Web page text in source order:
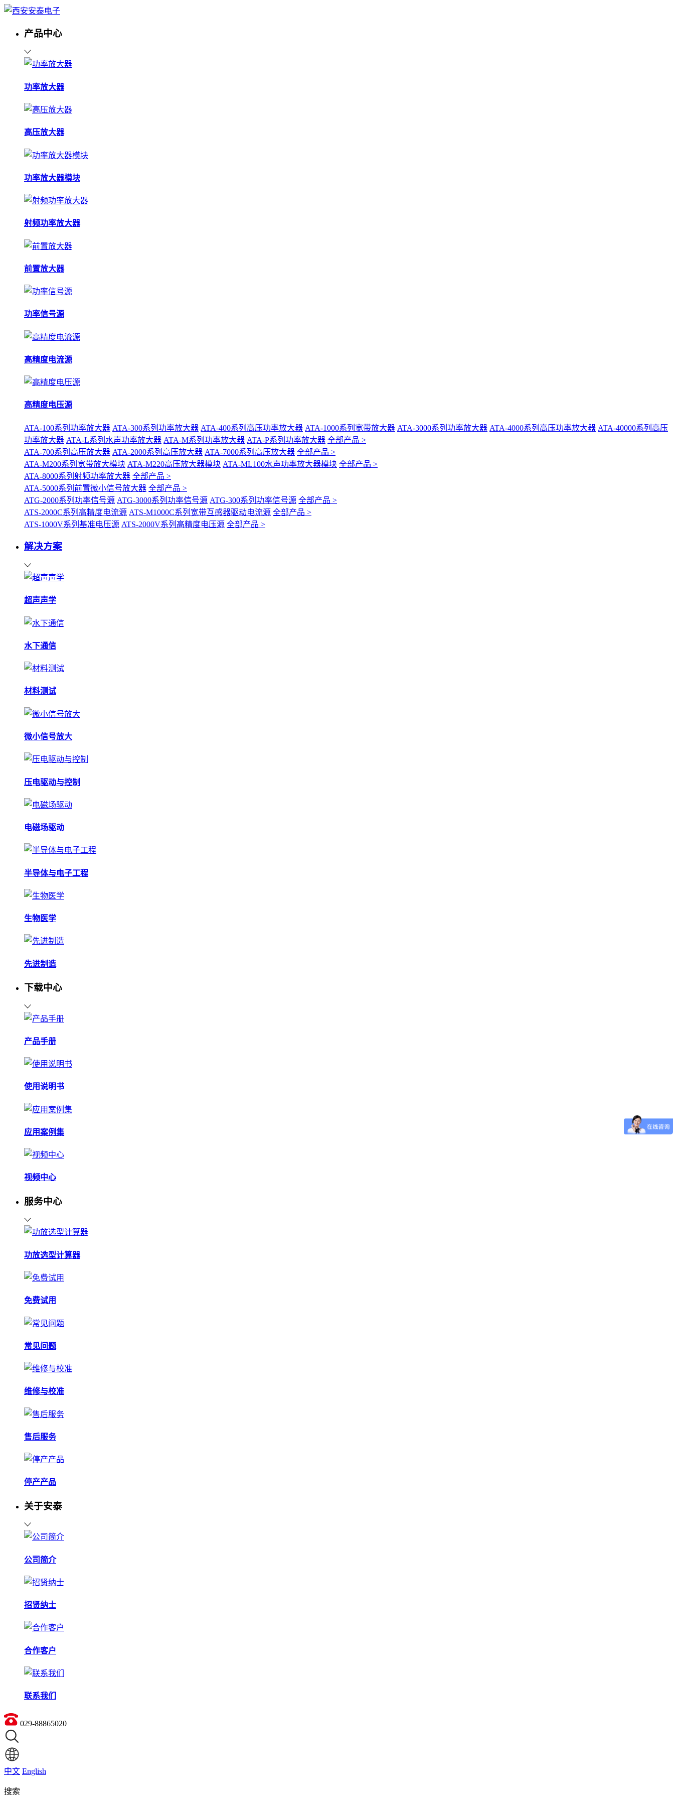
产品中心
功率放大器
高压放大器
功率放大器模块
射频功率放大器
前置放大器
功率信号源
高精度电流源
高精度电压源
ATA-100系列功率放大器 ATA-300系列功率放大器 ATA-400系列高压功率放大器 ATA-1000系列宽带放大器 ATA-3000系列功率放大器 ATA-4000系列高压功率放大器 ATA-40000系列高压
功率放大器 ATA-L系列水声功率放大器 ATA-M系列功率放大器 ATA-P系列功率放大器 全部产品 >
ATA-700系列高压放大器 ATA-2000系列高压放大器 ATA-7000系列高压放大器 全部产品 >
ATA-M200系列宽带放大模块 ATA-M220高压放大器模块 ATA-ML100水声功率放大器模块 全部产品 >
ATA-8000系列射频功率放大器 全部产品 >
ATA-5000系列前置微小信号放大器 全部产品 >
ATG-2000系列功率信号源 ATG-3000系列功率信号源 ATG-300系列功率信号源 全部产品 >
ATS-2000C系列高精度电流源 ATS-M1000C系列宽带互感器驱动电流源 全部产品 >
ATS-1000V系列基准电压源 ATS-2000V系列高精度电压源 全部产品 >
解决方案
超声声学
水下通信
材料测试
微小信号放大
压电驱动与控制
电磁场驱动
半导体与电子工程
生物医学
先进制造
下载中心
产品手册
使用说明书
应用案例集
视频中心
服务中心
功放选型计算器
免费试用
常见问题
维修与校准
售后服务
停产产品
关于安泰
公司简介
招贤纳士
合作客户
联系我们
029-88865020
中文 English
搜索